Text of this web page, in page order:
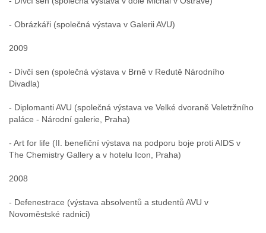
- Obrázkáři (společná výstava v Galerii AVU)
2009
- Dívčí sen (společná výstava v Brně v Redutě Národního
Divadla)
- Diplomanti AVU (společná výstava ve Velké dvoraně Veletržního
paláce - Národní galerie, Praha)
- Art for life (II. benefiční výstava na podporu boje proti AIDS v
The Chemistry Gallery a v hotelu Icon, Praha)
2008
- Defenestrace (výstava absolventů a studentů AVU v
Novoměstské radnici)